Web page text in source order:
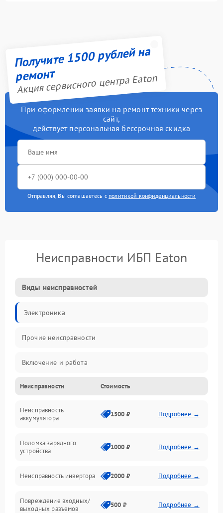
Получите 1500 рублей на
ремонт
Акция сервисного центра Eaton
При оформлении заявки на ремонт техники через
сайт,
действует персональная бессрочная скидка
Отправляя, Вы соглашаетесь с политикой конфиденциальности
Неисправности ИБП Eaton
Виды неисправностей
Электроника
Прочие неисправности
Включение и работа
Работа с нагрузкой
Звук и индикация
Неисправности Стоимость
Неисправность
аккумулятора
1500 ₽ Подробнее →
Поломка зарядного
устройства
1000 ₽ Подробнее →
Неисправность инвертора 2000 ₽ Подробнее →
Повреждение входных/
выходных разъемов
500 ₽ Подробнее →